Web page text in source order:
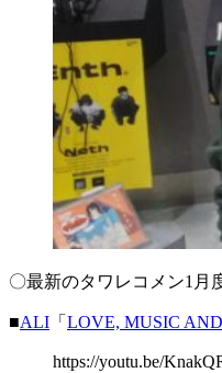
〇最新のタワレコメン1月
■ALI 「 LOVE, MUSIC
https://youtu.be/